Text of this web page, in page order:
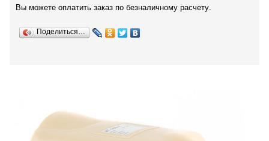
Вы можете оплатить заказ по безналичному расчету.
Поделиться…